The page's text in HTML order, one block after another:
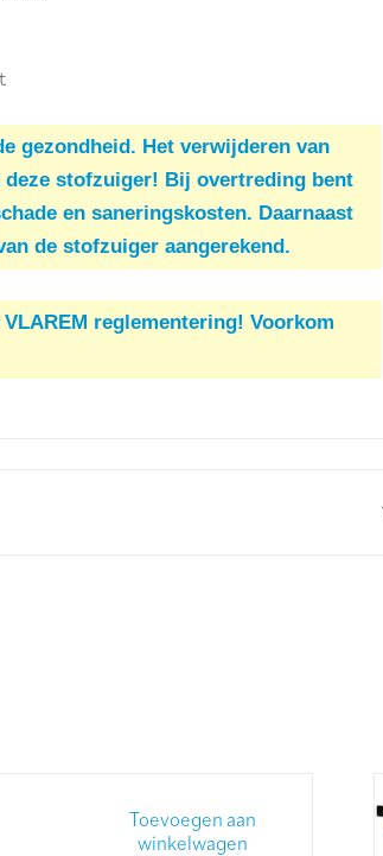
gezondheid. Het verwijderen van
deze stofzuiger! Bij overtreding bent
en saneringskosten. Daarnaast
de stofzuiger aangerekend.
reglementering! Voorkom
Toevoegen aan
winkelwagen